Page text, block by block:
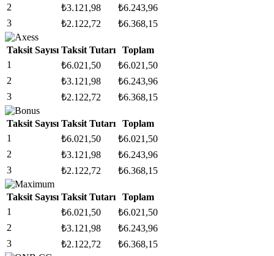
2
₺3.121,98 ₺6.243,96
3
₺2.122,72 ₺6.368,15
Taksit Sayısı Taksit Tutarı
Toplam
1
₺6.021,50 ₺6.021,50
2
₺3.121,98 ₺6.243,96
3
₺2.122,72 ₺6.368,15
Taksit Sayısı Taksit Tutarı
Toplam
1
₺6.021,50 ₺6.021,50
2
₺3.121,98 ₺6.243,96
3
₺2.122,72 ₺6.368,15
Taksit Sayısı Taksit Tutarı
Toplam
1
₺6.021,50 ₺6.021,50
2
₺3.121,98 ₺6.243,96
3
₺2.122,72 ₺6.368,15